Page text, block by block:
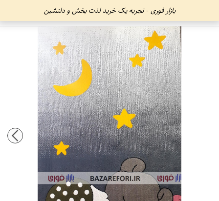
بازار فوری - تجربه یک خرید لذت بخش و دلنشین